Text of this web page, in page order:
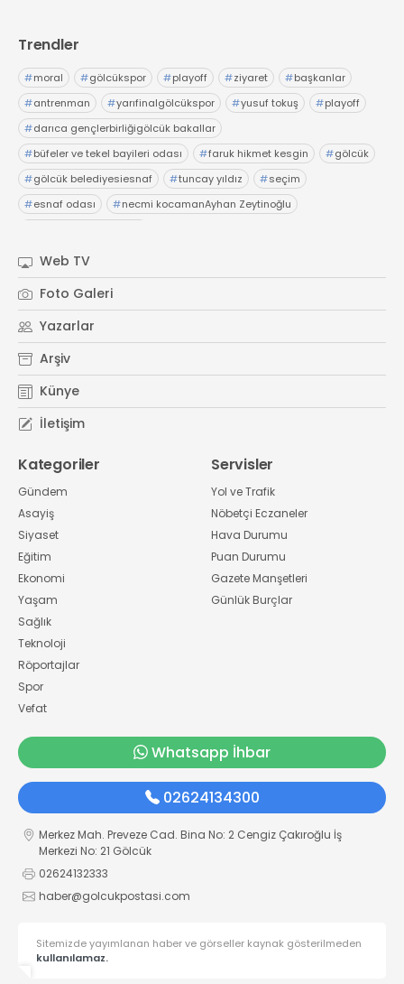
Trendler
#moral #gölcükspor #playoff #ziyaret #başkanlar
#antrenman #yarıfinalgölcükspor #yusuf tokuş #playoff
#darıca gençlerbirliğigölcük bakallar
#büfeler ve tekel bayileri odası #faruk hikmet kesgin #gölcük
#gölcük belediyesiesnaf #tuncay yıldız #seçim
#esnaf odası #necmi kocamanAyhan Zeytinoğlu
Web TV
Foto Galeri
Yazarlar
Arşiv
Künye
İletişim
Kategoriler
Gündem
Asayiş
Siyaset
Eğitim
Ekonomi
Yaşam
Sağlık
Teknoloji
Röportajlar
Spor
Vefat
Servisler
Yol ve Trafik
Nöbetçi Eczaneler
Hava Durumu
Puan Durumu
Gazete Manşetleri
Günlük Burçlar
Whatsapp İhbar
02624134300
Merkez Mah. Preveze Cad. Bina No: 2 Cengiz Çakıroğlu İş
Merkezi No: 21 Gölcük
02624132333
haber@golcukpostasi.com
Sitemizde yayımlanan haber ve görseller kaynak gösterilmeden
kullanılamaz.